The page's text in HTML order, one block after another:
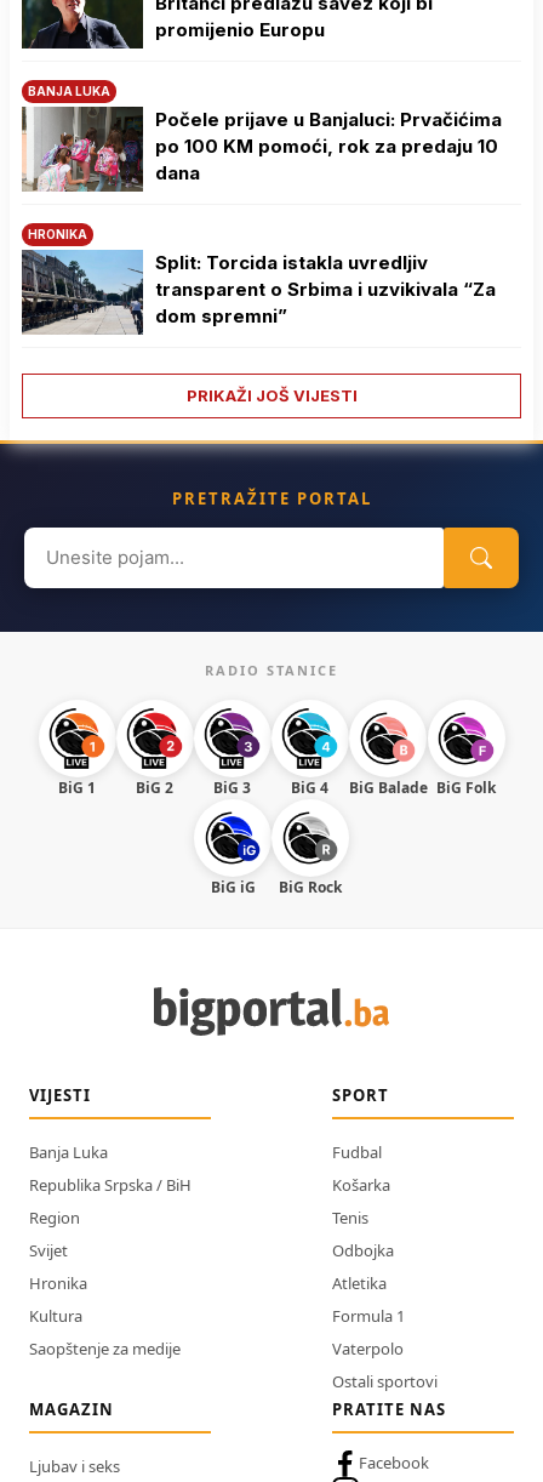
promijenio Europu
BANJA LUKA
Počele prijave u Banjaluci: Prvačićima
po 100 KM pomoći, rok za predaju 10
dana
HRONIKA
Split: Torcida istakla uvredljiv
transparent o Srbima i uzvikivala “Za
dom spremni”
PRIKAŽI JOŠ VIJESTI
PRETRAŽITE PORTAL
Search
for:
RADIO STANICE
BiG 1 BiG 2 BiG 3 BiG 4 BiG Balade BiG Folk
BiG iG BiG Rock
VIJESTI
Banja Luka
Republika Srpska / BiH
Region
Svijet
Hronika
Kultura
Saopštenje za medije
SPORT
Fudbal
Košarka
Tenis
Odbojka
Atletika
Formula 1
Vaterpolo
Ostali sportovi
MAGAZIN
Ljubav i seks
PRATITE NAS
Facebook